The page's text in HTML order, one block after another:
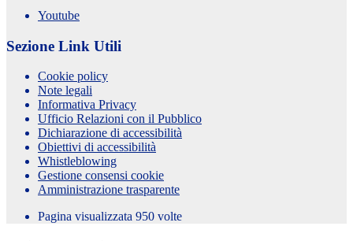
Youtube
Sezione Link Utili
Cookie policy
Note legali
Informativa Privacy
Ufficio Relazioni con il Pubblico
Dichiarazione di accessibilità
Obiettivi di accessibilità
Whistleblowing
Gestione consensi cookie
Amministrazione trasparente
Pagina visualizzata 950 volte